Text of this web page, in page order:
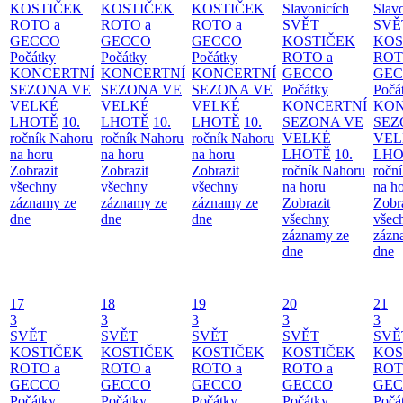
KOSTIČEK
ROTO a
GECCO
Počátky
KONCERTNÍ
SEZONA VE
VELKÉ
LHOTĚ 10.
ročník Nahoru
na horu
Zobrazit
všechny
záznamy ze
dne
KOSTIČEK
ROTO a
GECCO
Počátky
KONCERTNÍ
SEZONA VE
VELKÉ
LHOTĚ 10.
ročník Nahoru
na horu
Zobrazit
všechny
záznamy ze
dne
KOSTIČEK
ROTO a
GECCO
Počátky
KONCERTNÍ
SEZONA VE
VELKÉ
LHOTĚ 10.
ročník Nahoru
na horu
Zobrazit
všechny
záznamy ze
dne
Slavonicích
SVĚT
KOSTIČEK
ROTO a
GECCO
Počátky
KONCERTNÍ
SEZONA VE
VELKÉ
LHOTĚ 10.
ročník Nahoru
na horu
Zobrazit
všechny
záznamy ze
dne
na
dne
17
3
SVĚT
KOSTIČEK
ROTO a
GECCO
18
3
SVĚT
KOSTIČEK
ROTO a
GECCO
19
3
SVĚT
KOSTIČEK
ROTO a
GECCO
20
3
SVĚT
KOSTIČEK
ROTO a
GECCO
21
3